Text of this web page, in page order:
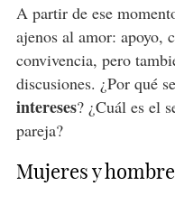
A partir de ese
ajenos al amor: apoyo,
convivencia, pero
discusiones. ¿Por qué
intereses? ¿Cuál es el
pareja?
Mujeres y